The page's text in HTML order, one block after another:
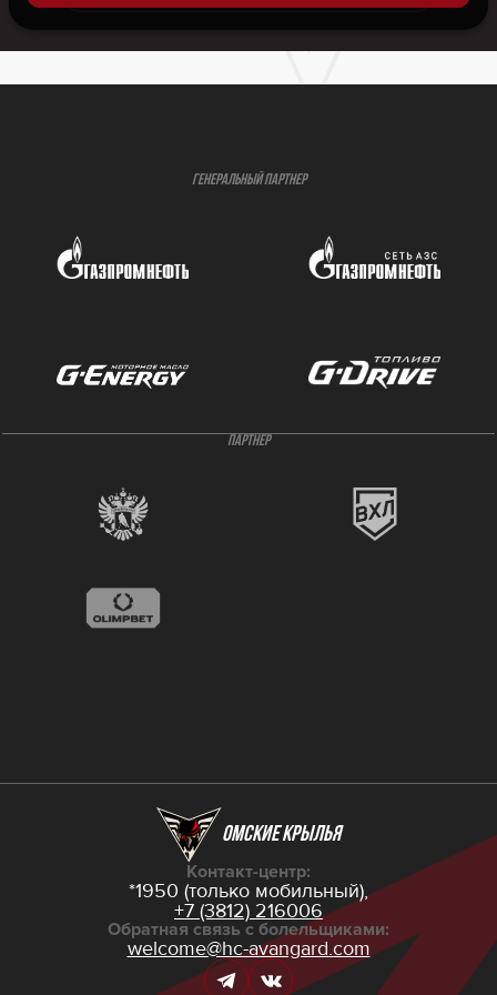
ГЕНЕРАЛЬНЫЙ ПАРТНЕР
ПАРТНЕР
Омские крылья
Контакт-центр:
*1950 (только мобильный),
+7 (3812) 216006
Обратная связь с болельщиками:
welcome@hc-avangard.com